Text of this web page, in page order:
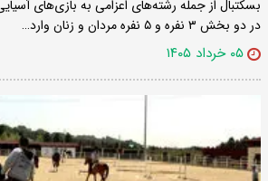
در دو بخش ۳ نفره و ۵ نفره مردان و زنان وارد…
۰۵ خرداد ۱۴۰۵